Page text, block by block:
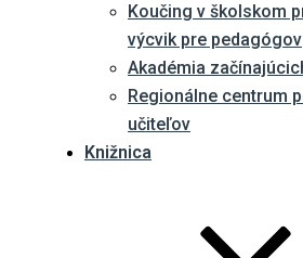
Koučing v školskom
výcvik pre pedagógov
Akadémia
Regionálne centrum
učiteľov
Knižnica